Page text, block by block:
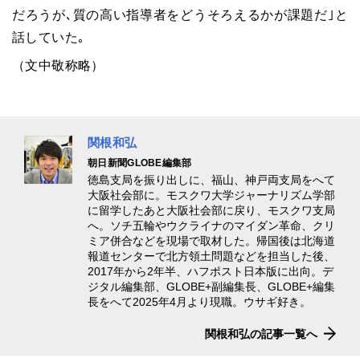
だろうが､質の高い指導者をどうそろえるかが課題だ｣と
話していた｡
（文中敬称略）
関根和弘
朝日新聞GLOBE編集部
徳島支局を振り出しに、福山、神戸両支局をへて
大阪社会部に。モスクワ大学ジャーナリズム学部
に留学したあと大阪社会部に戻り、モスクワ支局
へ。ソチ五輪やウクライナのマイダン革命、クリ
ミア併合などを現場で取材した。帰国後は北海道
報道センターで北方領土問題などを担当した後、
2017年から2年半、ハフポスト日本版に出向。デ
ジタル編集部、GLOBE+副編集長、GLOBE+編集
長をへて2025年4月より現職。ウサギ好き。
関根和弘の記事一覧へ